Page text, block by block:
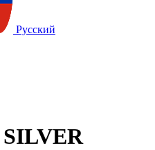
Русский